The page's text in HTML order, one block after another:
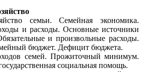
семьи. Семейная экономика.
и расходы. Основные источники
и произвольные расходы.
бюджет. Дефицит бюджета.
семей. Прожиточный минимум.
социальная помощь.